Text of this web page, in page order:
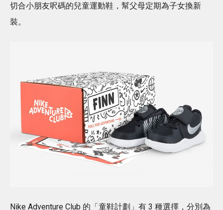
切合小朋友呎碼的兒童運動鞋，幫父母定期為子女換新
裝。
Nike Adventure Club 的「童鞋計劃」有 3 種選擇，分別為